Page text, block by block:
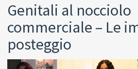
Genitali al nocciolo
commerciale – Le
posteggio